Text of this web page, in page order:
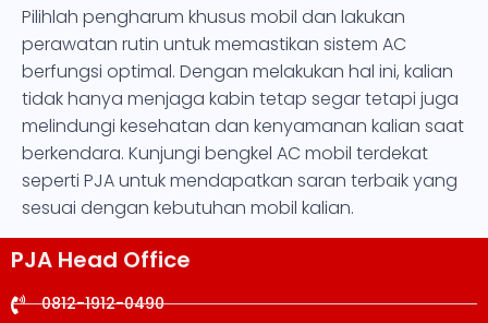
Pilihlah pengharum khusus mobil dan lakukan
perawatan rutin untuk memastikan sistem AC
berfungsi optimal. Dengan melakukan hal ini, kalian
tidak hanya menjaga kabin tetap segar tetapi juga
melindungi kesehatan dan kenyamanan kalian saat
berkendara. Kunjungi bengkel AC mobil terdekat
seperti PJA untuk mendapatkan saran terbaik yang
sesuai dengan kebutuhan mobil kalian.
PJA Head Office
0812-1912-0490